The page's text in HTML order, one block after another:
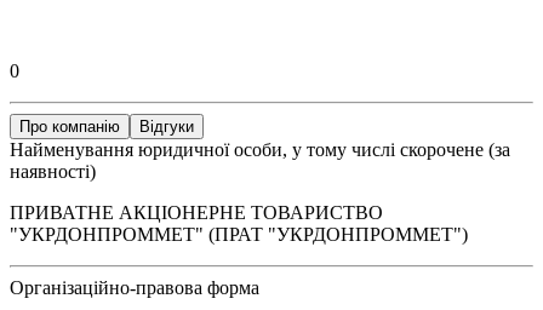
0
Про компанію Відгуки
Найменування юридичної особи, у тому числі скорочене (за
наявності)
ПРИВАТНЕ АКЦІОНЕРНЕ ТОВАРИСТВО
"УКРДОНПРОММЕТ" (ПРАТ "УКРДОНПРОММЕТ")
Організаційно-правова форма